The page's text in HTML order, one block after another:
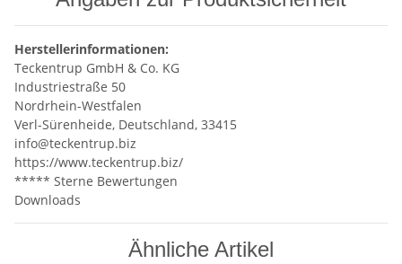
Herstellerinformationen:
Teckentrup GmbH & Co. KG
Industriestraße 50
Nordrhein-Westfalen
Verl-Sürenheide, Deutschland, 33415
info@teckentrup.biz
https://www.teckentrup.biz/
***** Sterne Bewertungen
Downloads
Ähnliche Artikel